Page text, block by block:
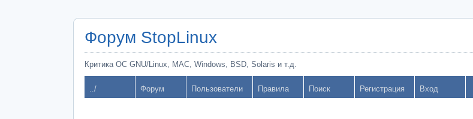
Форум StopLinux
Критика ОС GNU/Linux, MAC, Windows, BSD, Solaris и т.д.
../ Форум Пользователи Правила Поиск Регистрация Вход